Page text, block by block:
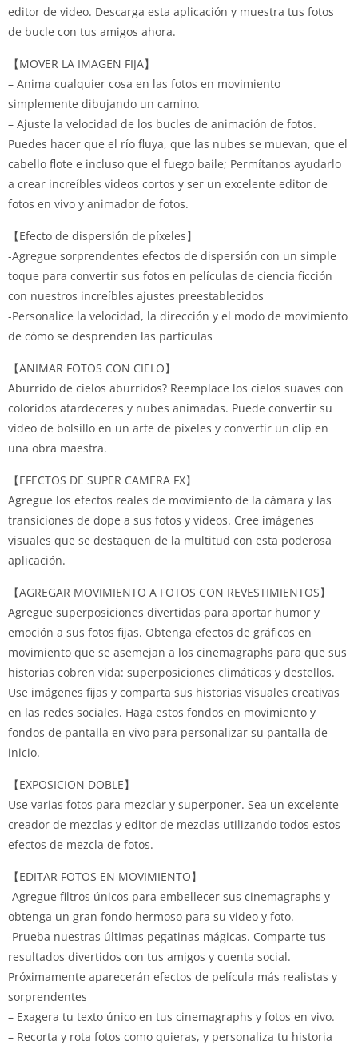
editor de video. Descarga esta aplicación y muestra tus fotos
de bucle con tus amigos ahora.
【MOVER LA IMAGEN FIJA】
– Anima cualquier cosa en las fotos en movimiento
simplemente dibujando un camino.
– Ajuste la velocidad de los bucles de animación de fotos.
Puedes hacer que el río fluya, que las nubes se muevan, que el
cabello flote e incluso que el fuego baile; Permítanos ayudarlo
a crear increíbles videos cortos y ser un excelente editor de
fotos en vivo y animador de fotos.
【Efecto de dispersión de píxeles】
-Agregue sorprendentes efectos de dispersión con un simple
toque para convertir sus fotos en películas de ciencia ficción
con nuestros increíbles ajustes preestablecidos
-Personalice la velocidad, la dirección y el modo de movimiento
de cómo se desprenden las partículas
【ANIMAR FOTOS CON CIELO】
Aburrido de cielos aburridos? Reemplace los cielos suaves con
coloridos atardeceres y nubes animadas. Puede convertir su
video de bolsillo en un arte de píxeles y convertir un clip en
una obra maestra.
【EFECTOS DE SUPER CAMERA FX】
Agregue los efectos reales de movimiento de la cámara y las
transiciones de dope a sus fotos y videos. Cree imágenes
visuales que se destaquen de la multitud con esta poderosa
aplicación.
【AGREGAR MOVIMIENTO A FOTOS CON REVESTIMIENTOS】
Agregue superposiciones divertidas para aportar humor y
emoción a sus fotos fijas. Obtenga efectos de gráficos en
movimiento que se asemejan a los cinemagraphs para que sus
historias cobren vida: superposiciones climáticas y destellos.
Use imágenes fijas y comparta sus historias visuales creativas
en las redes sociales. Haga estos fondos en movimiento y
fondos de pantalla en vivo para personalizar su pantalla de
inicio.
【EXPOSICION DOBLE】
Use varias fotos para mezclar y superponer. Sea un excelente
creador de mezclas y editor de mezclas utilizando todos estos
efectos de mezcla de fotos.
【EDITAR FOTOS EN MOVIMIENTO】
-Agregue filtros únicos para embellecer sus cinemagraphs y
obtenga un gran fondo hermoso para su video y foto.
-Prueba nuestras últimas pegatinas mágicas. Comparte tus
resultados divertidos con tus amigos y cuenta social.
Próximamente aparecerán efectos de película más realistas y
sorprendentes
– Exagera tu texto único en tus cinemagraphs y fotos en vivo.
– Recorta y rota fotos como quieras, y personaliza tu historia